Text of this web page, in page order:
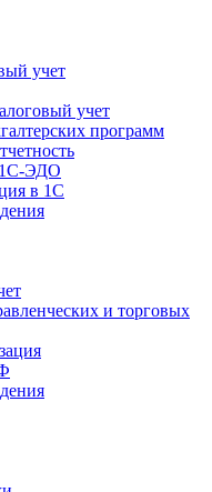
учет
учет
программ
1С-ЭДО
в 1С
и торговых